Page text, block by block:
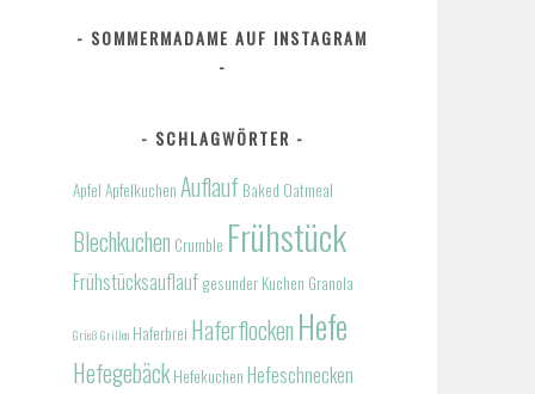
SOMMERMADAME AUF INSTAGRAM
SCHLAGWÖRTER
Apfel Apfelkuchen Auflauf Baked Oatmeal
Blechkuchen Crumble Frühstück
Frühstücksauflauf gesunder Kuchen Granola
GrießGrillen Haferbrei Haferflocken Hefe
Hefegebäck Hefekuchen Hefeschnecken